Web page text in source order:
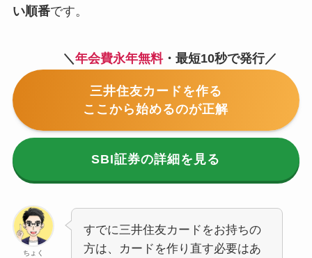
い順番です。
＼ 年会費永年無料・最短10秒で発行／
三井住友カードを作る
ここから始めるのが正解
SBI証券の詳細を見る
ちょく
すでに三井住友カードをお持ちの
方は、カードを作り直す必要はあ